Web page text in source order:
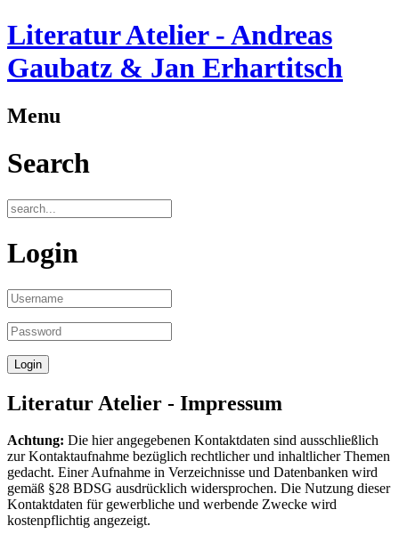
Literatur Atelier - Andreas
Gaubatz & Jan Erhartitsch
Menu
Search
Login
Literatur Atelier - Impressum
Achtung: Die hier angegebenen Kontaktdaten sind ausschließlich
zur Kontaktaufnahme bezüglich rechtlicher und inhaltlicher Themen
gedacht. Einer Aufnahme in Verzeichnisse und Datenbanken wird
gemäß §28 BDSG ausdrücklich widersprochen. Die Nutzung dieser
Kontaktdaten für gewerbliche und werbende Zwecke wird
kostenpflichtig angezeigt.